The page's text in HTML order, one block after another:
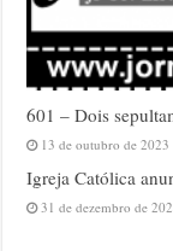
601 – Dois
13 de outubro de 2023
Igreja Católica
31 de dezembro de